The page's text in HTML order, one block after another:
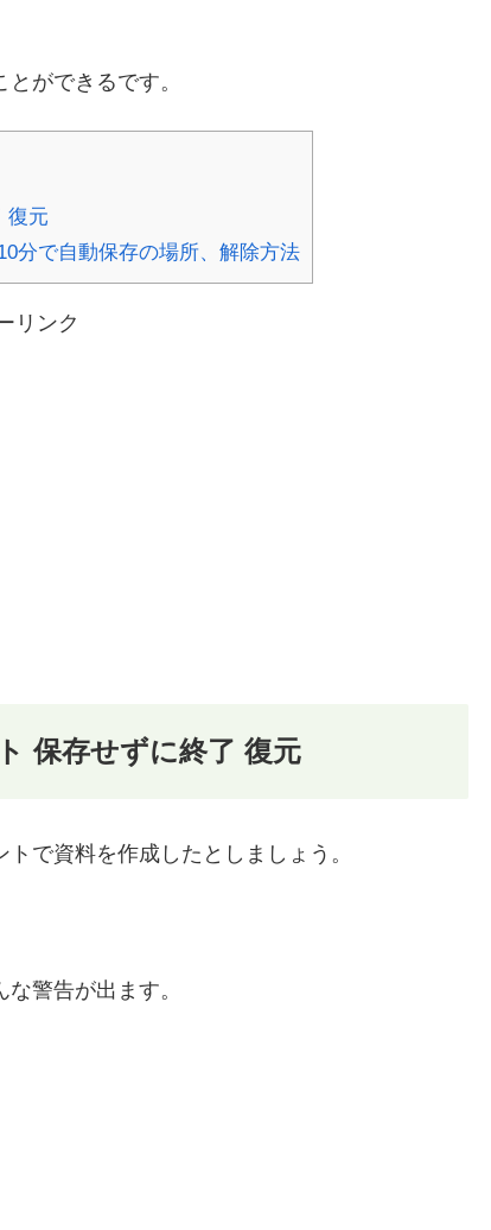
ができるです。
復元
分で自動保存の場所、解除方法
リンク
保存せずに終了 復元
で資料を作成したとしましょう。
警告が出ます。